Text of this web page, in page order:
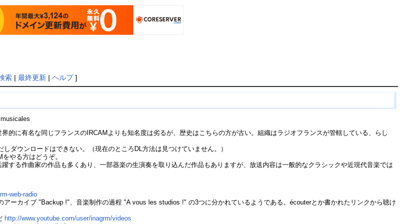
索 | 最終更新 | ヘルプ]
的に有名な同じフランスのIRCAMよりも知名度は劣るが、歴史はこちらの方が古い。組織はラジオフランスが管轄している、らし
ダウンロードはできない。（現在のところDL方法は見つけていません。）
やる方はどうぞ。
する作曲家の作品も多くあり、一部器楽の生演奏を取り込んだ作品もありますが、放送内容は一般的なクラシックや近現代音楽では
web-radio
ーカイブ "Backup !"、音楽制作の過程 "A vous les studios !" の3つに分かれているようである。écouterとか書かれたリンクから聴け
http://www.youtube.com/user/inagrm/videos